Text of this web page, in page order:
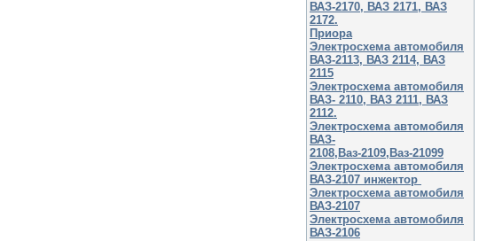
ВАЗ-2170, ВАЗ 2171, ВАЗ
2172.
Приора
Электросхема автомобиля
ВАЗ-2113, ВАЗ 2114, ВАЗ
2115
Электросхема автомобиля
ВАЗ- 2110, ВАЗ 2111, ВАЗ
2112.
Электросхема автомобиля
ВАЗ-
2108,Ваз-2109,Ваз-21099
Электросхема автомобиля
ВАЗ-2107 инжектор
Электросхема автомобиля
ВАЗ-2107
Электросхема автомобиля
ВАЗ-2106